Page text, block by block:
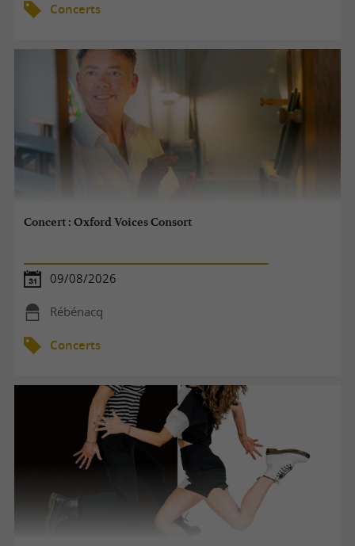
Concerts
Concert : Oxford Voices Consort
09/08/2026
Rébénacq
Concerts